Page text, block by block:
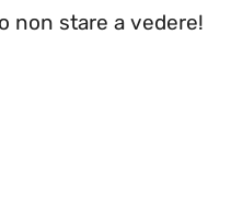
non stare a vedere!